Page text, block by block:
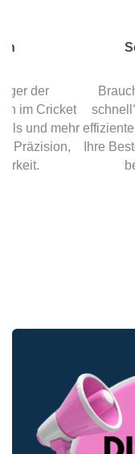
der
im Cricket
und mehr
Präzision,
Ihre